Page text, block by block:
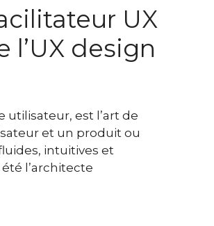
UX
l’UX design
utilisateur, est l’art de
et un produit ou
intuitives et
l’architecte